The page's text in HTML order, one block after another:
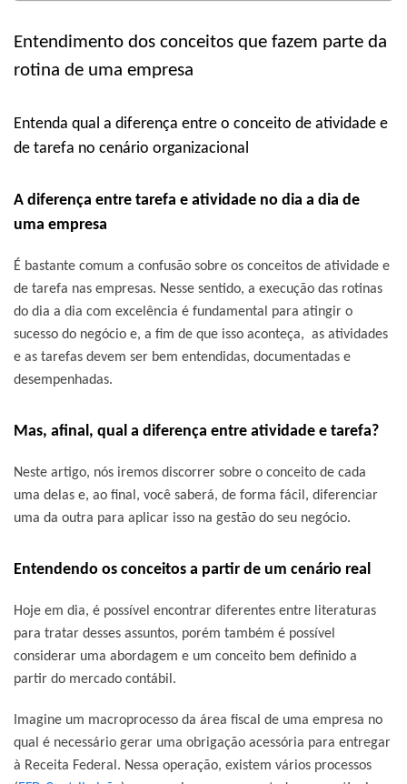
Entendimento dos conceitos que fazem parte da
rotina de uma empresa
Entenda qual a diferença entre o conceito de atividade e
de tarefa no cenário organizacional
A diferença entre tarefa e atividade no dia a dia de
uma empresa
É bastante comum a confusão sobre os conceitos de atividade e
de tarefa nas empresas. Nesse sentido, a execução das rotinas
do dia a dia com excelência é fundamental para atingir o
sucesso do negócio e, a fim de que isso aconteça, as atividades
e as tarefas devem ser bem entendidas, documentadas e
desempenhadas.
Mas, afinal, qual a diferença entre atividade e tarefa?
Neste artigo, nós iremos discorrer sobre o conceito de cada
uma delas e, ao final, você saberá, de forma fácil, diferenciar
uma da outra para aplicar isso na gestão do seu negócio.
Entendendo os conceitos a partir de um cenário real
Hoje em dia, é possível encontrar diferentes entre literaturas
para tratar desses assuntos, porém também é possível
considerar uma abordagem e um conceito bem definido a
partir do mercado contábil.
Imagine um macroprocesso da área fiscal de uma empresa no
qual é necessário gerar uma obrigação acessória para entregar
à Receita Federal. Nessa operação, existem vários processos